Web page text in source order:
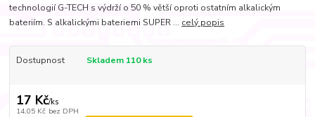
technologií G-TECH s výdrží o 50 % větší oproti ostatním alkalickým
bateriím. S alkalickými bateriemi SUPER ... celý popis
Dostupnost Skladem 110 ks
17 Kč/ks
14,05 Kč bez DPH